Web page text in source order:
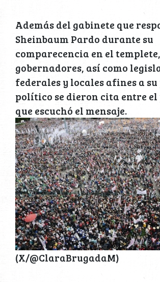
Además del gabinete que
Sheinbaum Pardo durante su
comparecencia en el templete,
gobernadores, así como
federales y locales afines a
político se dieron cita entre
que escuchó el mensaje.
(X/@ClaraBrugadaM)